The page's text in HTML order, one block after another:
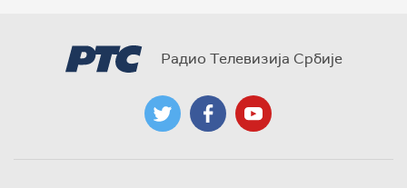
Радио Телевизија Србије